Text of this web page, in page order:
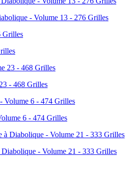
- Volume 13 - 276 Grilles
- 468 Grilles
6 - 474 Grilles
- Volume 21 - 333 Grilles